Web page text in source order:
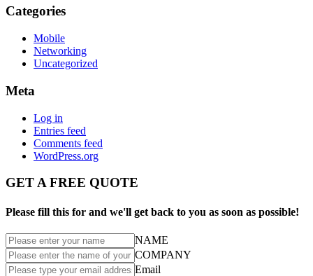
Categories
Mobile
Networking
Uncategorized
Meta
Log in
Entries feed
Comments feed
WordPress.org
GET A FREE QUOTE
Please fill this for and we'll get back to you as soon as possible!
NAME
COMPANY
Email